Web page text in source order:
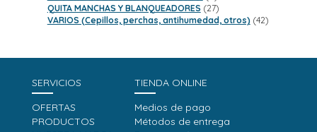
productos
QUITA MANCHAS Y BLANQUEADORES 2727
productos
VARIOS (Cepillos, perchas, antihumedad, otros) 4242
SERVICIOS
OFERTAS
PRODUCTOS
TIENDA ONLINE
Medios de pago
Métodos de entrega